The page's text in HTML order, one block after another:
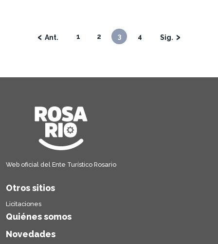
‹ 1 2 3 4 ›
Web oficial del Ente Turístico Rosario
Otros sitios
Licitaciones
Quiénes somos
Novedades